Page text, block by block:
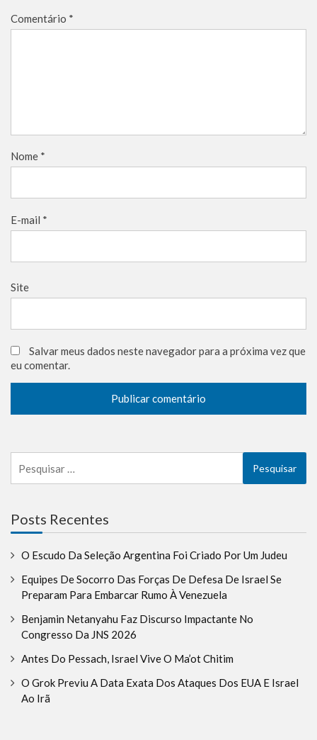
Comentário *
Nome *
E-mail *
Site
Salvar meus dados neste navegador para a próxima vez que
eu comentar.
por:
Posts Recentes
O Escudo Da Seleção Argentina Foi Criado Por Um Judeu
Equipes De Socorro Das Forças De Defesa De Israel Se
Preparam Para Embarcar Rumo À Venezuela
Benjamin Netanyahu Faz Discurso Impactante No
Congresso Da JNS 2026
Antes Do Pessach, Israel Vive O Ma’ot Chitim
O Grok Previu A Data Exata Dos Ataques Dos EUA E Israel
Ao Irã